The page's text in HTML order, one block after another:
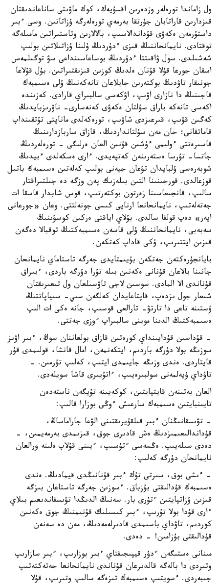
ول زاماندا تورەلەر وزدەرىن اقسۇيەك، كوك ماۋىتى ساناعاندىقتان
قىزدارىن قاراتابان جۇرتقا بەرمەي تورەلەرگە ۇزاتاتىن. وسى ءبىر
داستۇرمەن ەكەۋى قۇداندالاسىپ، بالالارىن وتاستىراتىن مامىلەگە
توقتادى. نايمانحاننىڭ قىزى ءدۇردىڭ ۇلىنا ۇزاتىلاتىن بولىپ
شەشىلدى. سول ۋاقىتتا ءدۇردىڭ بوساعاسىنداعى سۋ توگىلمەس
اسقان جورعا قۇلا قۇنان ەلدىڭ كوزىن قىزىقتىراتىن. بۇل قۇلاعا
جونىقار تاۋدىڭ بوكتەرىن جايلاعان تانەكەنىڭ ۇلى ەسىمبەك
قاجىنىڭ دا نازارى اۋىپ، اۋكەسى سالبىراي قارادى. كەزىندە
اكەسى تانەكە باراق سۇلتان ەكەۋى كەنەسارى- ناۋرىزبايدىڭ
كەگىن قۋىپ، قىرعىزدى شاۋىپ، تورەكەلدى ماناپتى تۇتقىنداپ
قاماتقانى؛ حان مەن سۇلتانداردىڭ، قازاق ساربازدارىنىڭ
قاسىرەتتى ءولىمى ءۇشىن قۇنىن العان ەرلىگى - تورەلەردىڭ
جاتسا- تۇرسا ەستەرىنەن كەتپەيدى. ءارى ەسكەلدى ءبيدىڭ
شوبەرەسى ۇلبايدان تۋعان جيەنى بولىپ كەلەتىن ەسىمبەك باتىل
قوزعالدى. قورجىنىنا التىن بىلەزىك پەن وزگە دە جىلتىراقتار
سالىپ، قانجىعاسىنا زەرتون بوكتەرتىپ، قوس شابدار قاسقا ات
جەتەلەتىپ، نايمانحانعا ارنايى كىسى جونەلتتى. وعان «جورعانى
اپەر» دەپ قولقا سالدى. بۇلاي اياقتى ەركىن كوسۋىنىڭ
سەبەبى، نايمانحاننىڭ ۇلى قاسەن ەسىمبەكتىڭ توقبالا دەگەن
قىزىن ايتتىرىپ، ۇكى قاداپ كەتكەن.
بايانجۇرەكتەن جەتكەن بۇيىمتايدى جەرگە تاستاماي نايمانحان
جانىنا بالاعان قۇنانى ەكەنىن بىلە تۇرا دۇرگە باردى، ءبىراق
قۇناندى الا المادى. سوسىن لاجى تاۋسىلعان ول تىعىرىقتان
شىعار جول ىزدەپ، قاپتاعايدان كەلگەن سىي- سىياپاتتىڭ
ۇستىنە تاعى دا تارتۋ- تارالعى قوسىپ، جانە ەكى ات الىپ
ەسىمبەكتىڭ الدىنا موينى سالبىراپ ءوزى جەتتى.
- قۇداسىن قۇدايىنداي كورەتىن قازاق بولعاننان سوڭ، ءبىر اۋىز
سوزىڭە بولا دۇرگە باردىم، ايتكەنمەن، امال قانشا، قولىمدى قۇر
قايتاردى. ەندى وزىڭە جايىمدى ايتىپ، كەلىپ تۇرمىن. -
تاۋداي ۇيەلمەنى سولبىرەيىپ، ءاتۇيىرى قاشا سويلەدى.
العان بەتىنەن قايتپايتىن، كوكەيىنە تۇيگەن ناستەدەن
تايىنبايتىن ەسىمبەك سارعىش ءوڭى بوزارا قالىپ:
- تۋىسقانىڭنان ءبىر قىلقۇيرىقتىنى الۋعا جاراماساڭ،
قۇداندالىعىمىزدىڭ ەش قادىرى جوق، قىزىمدى بەرمەيمىن، -
دەدى سىلەيىپ. ەڭسەسى ءتۇسىپ، ءيىنى قۇلاپ ەلىنە ورالعان
نايمانحان دۇرگە كەلىپ:
- ءىشى بوق، سىرتى تۇك ءبىر قۇنانىڭدى قيمادىڭ. ەندى
ەسىمبەك قۇدالىقتى بۇزباق. ءسوزىن جەرگە تاستاعان بىزگە
قىزىن ۇزاتپايتىن ءتۇرى بار. سەنىڭ الدىڭدا تۋىسقاندىعىم بىلاي
ءارى قۇدا بولا تۇرىپ، ءبىر كىسىلىك قۇنىمنىڭ جوق ەكەنىن
كوردىم، تاۋداي باسىمدى قادىرلەمەدىڭ، مەن دە سەنەن
قۇدالىقتى بۇزامىن! - دەدى.
مىنانى ەستىگەن ءدۇر قيپىجىقتاي ءبىر بوزارىپ، ءبىر سازارىپ
وتىردى دا بالەگە قالدىرعان قۇناندى نايمانحانعا جەتەكتەتىپ
جىبەردى. ءسويتىپ ەسىمبەك تىزەگە سالىپ وتىرىپ، قۇلا